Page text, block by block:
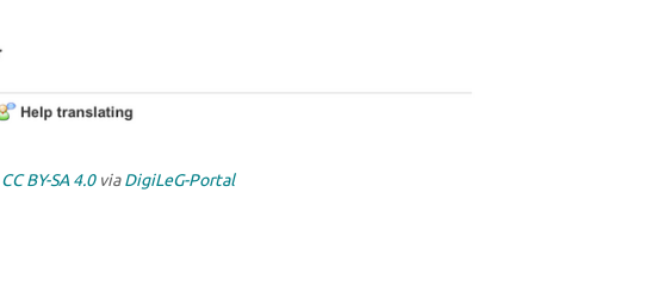
CC BY-SA 4.0viaDigiLeG-Portal